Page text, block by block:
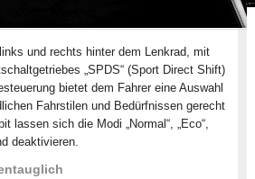
und rechts hinter dem Lenkrad, mit
„SPDS“ (Sport Direct Shift)
bietet dem Fahrer eine Auswahl
Fahrstilen und Bedürfnissen gerecht
lassen sich die Modi „Normal“, „Eco“,
deaktivieren.